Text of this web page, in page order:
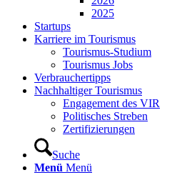
2025
Startups
Karriere im Tourismus
Tourismus-Studium
Tourismus Jobs
Verbrauchertipps
Nachhaltiger Tourismus
Engagement des VIR
Politisches Streben
Zertifizierungen
Suche
Menü Menü